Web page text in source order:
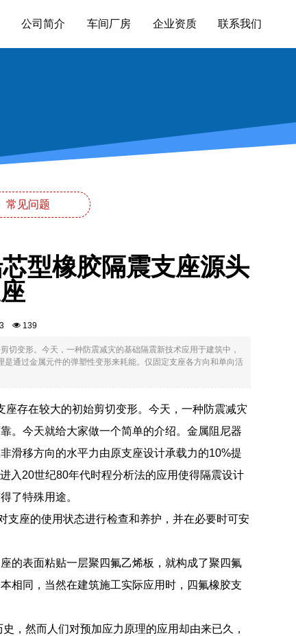
公司简介 车间厂房 企业资质 联系我们
常见问题
型橡胶隔震支座源头
139
切变形。今天，一种防震减灾的基础隔震新技术应用于建筑中，
通过金属元件的弹塑性变形来耗能。仅固定支座各方向和单向活
存在较大的初始剪切变形。今天，一种防震减灾
。今天就给大家做一个简单的介绍。金属阻尼器
滑移方向的水平力由原支座设计承载力的10%提
入20世纪80年代时程分析法的应用使得隔震设计
了特殊用途。
支座的使用状态进行检查和养护，并在必要时可安
的表面粘贴一层聚四氟乙烯板，就构成了聚四氟
相同，当然在建筑施工实际应用时，四氟橡胶支
，然而人们对预加应力原理的应用却由来已久，